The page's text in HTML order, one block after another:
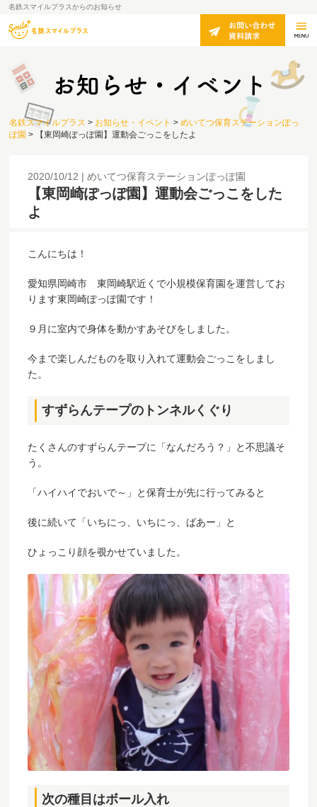
名鉄スマイルプラスからのお知らせ
名鉄スマイルプラス > お知らせ・イベント > めいてつ保育ステーションぽっ
ぽ園 > 【東岡崎ぽっぽ園】運動会ごっこをしたよ
2020/10/12 めいてつ保育ステーションぽっぽ園
【東岡崎ぽっぽ園】運動会ごっこをした
よ
こんにちは！
愛知県岡崎市 東岡崎駅近くで小規模保育園を運営してお
ります東岡崎ぽっぽ園です！
９月に室内で身体を動かすあそびをしました。
今まで楽しんだものを取り入れて運動会ごっこをしまし
た。
すずらんテープのトンネルくぐり
たくさんのすずらんテープに「なんだろう？」と不思議そ
う。
「ハイハイでおいで～」と保育士が先に行ってみると
後に続いて「いちにっ、いちにっ、ばあー」と
ひょっこり顔を覗かせていました。
次の種目はボール入れ